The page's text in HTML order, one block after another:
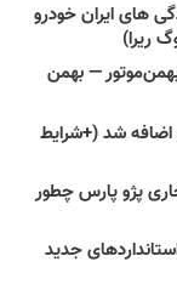
های ایران خودرو
ریرا)
— بهمن
اضافه شد (+شرایط
پژو پارس چطور
جدید